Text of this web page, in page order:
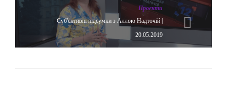
Проекти
Суб'єктивні підсумки з Аллою Надточій |
20.05.2019